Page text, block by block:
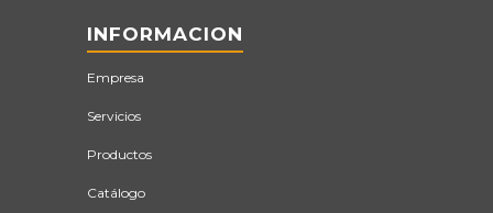
INFORMACION
Empresa
Servicios
Productos
Catálogo